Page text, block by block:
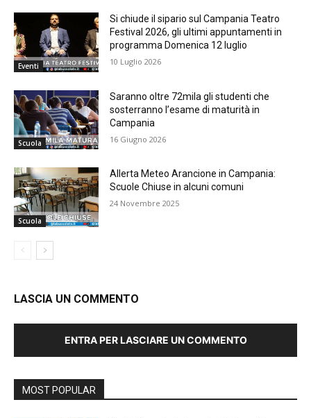
Eventi
Si chiude il sipario sul Campania Teatro
Festival 2026, gli ultimi appuntamenti in
programma Domenica 12 luglio
10 Luglio 2026
Scuola
Saranno oltre 72mila gli studenti che
sosterranno l’esame di maturità in
Campania
16 Giugno 2026
Scuola
Allerta Meteo Arancione in Campania:
Scuole Chiuse in alcuni comuni
24 Novembre 2025
LASCIA UN COMMENTO
ENTRA PER LASCIARE UN COMMENTO
MOST POPULAR